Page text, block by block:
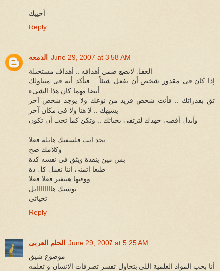
أحييك
Reply
الدمعه
June 29, 2007 at 3:58 AM
العقل لايضع ضمن أهدافه .. أهداف مستحيلة
إذا كان فى مقدور شخص أن يفعل شيئاً .. فتأكد أنه فى متناولك
أيضا مهما كان هذا الشىء
ثق بقدراتك .. فأنت شخص فريد من نوعك ولا يوجد شخص آخر
يشبهك .. لا هنا ولا فى مكان آخر
وأبذل أقصى جهدك لترتقى بحياتك .. وتكن كما تحب أن تكون
بجد انت فلسفتك هايله فعلا
وكلامك صح
بس مين ينفذة ويثق في نفسه كدة
طبعا اتمنى اننا نعمل كل دة
ووقتها هنتغير فعلا فعلا
بوستك هاااااااايل
تحياتي
Reply
الحلم العربي
June 29, 2007 at 5:25 AM
موضوع شيق
أنا بحب المواد العلمية اللى بتحاول تفسر تصرفات الانسان و تعلمه